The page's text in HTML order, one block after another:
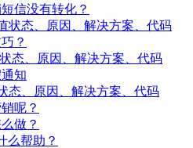
信没有转化？
状态、原因、解决方案、代码
？
态、原因、解决方案、代码
通知
态、原因、解决方案、代码
呢？
做？
么帮助？